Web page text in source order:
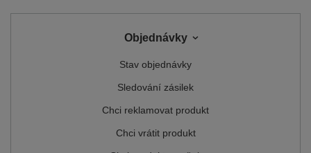
Objednávky
Stav objednávky
Sledování zásilek
Chci reklamovat produkt
Chci vrátit produkt